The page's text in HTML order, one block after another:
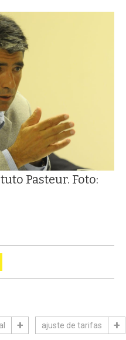
Pasteur. Foto:
ajuste de tarifas